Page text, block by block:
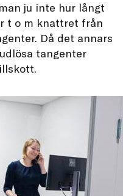
ju inte hur långt
t o m knattret från
Då det annars
tangenter